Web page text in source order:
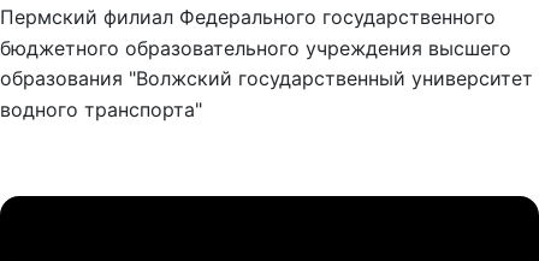
Пермский филиал Федерального государственного
бюджетного образовательного учреждения высшего
образования "Волжский государственный университет
водного транспорта"